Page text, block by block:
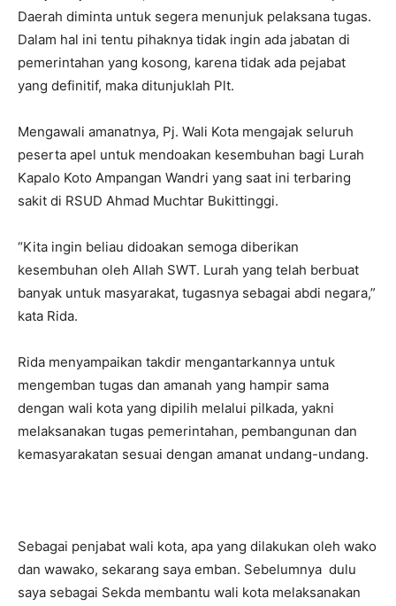
Daerah diminta untuk segera menunjuk pelaksana tugas.
Dalam hal ini tentu pihaknya tidak ingin ada jabatan di
pemerintahan yang kosong, karena tidak ada pejabat
yang definitif, maka ditunjuklah Plt.
Mengawali amanatnya, Pj. Wali Kota mengajak seluruh
peserta apel untuk mendoakan kesembuhan bagi Lurah
Kapalo Koto Ampangan Wandri yang saat ini terbaring
sakit di RSUD Ahmad Muchtar Bukittinggi.
“Kita ingin beliau didoakan semoga diberikan
kesembuhan oleh Allah SWT. Lurah yang telah berbuat
banyak untuk masyarakat, tugasnya sebagai abdi negara,”
kata Rida.
Rida menyampaikan takdir mengantarkannya untuk
mengemban tugas dan amanah yang hampir sama
dengan wali kota yang dipilih melalui pilkada, yakni
melaksanakan tugas pemerintahan, pembangunan dan
kemasyarakatan sesuai dengan amanat undang-undang.
Sebagai penjabat wali kota, apa yang dilakukan oleh wako
dan wawako, sekarang saya emban. Sebelumnya dulu
saya sebagai Sekda membantu wali kota melaksanakan